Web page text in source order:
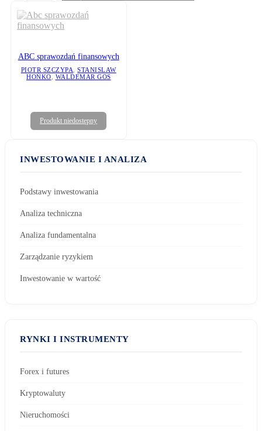
ABC sprawozdań finansowych
PIOTR SZCZYPA ,STANISLAW
HOŃKO
WALDEMAR GOS
Produkt niedostępny
INWESTOWANIE I ANALIZA
Podstawy inwestowania
Analiza techniczna
Analiza fundamentalna
Zarządzanie ryzykiem
Inwestowanie w wartość
RYNKI I INSTRUMENTY
Forex i futures
Kryptowaluty
Nieruchomości